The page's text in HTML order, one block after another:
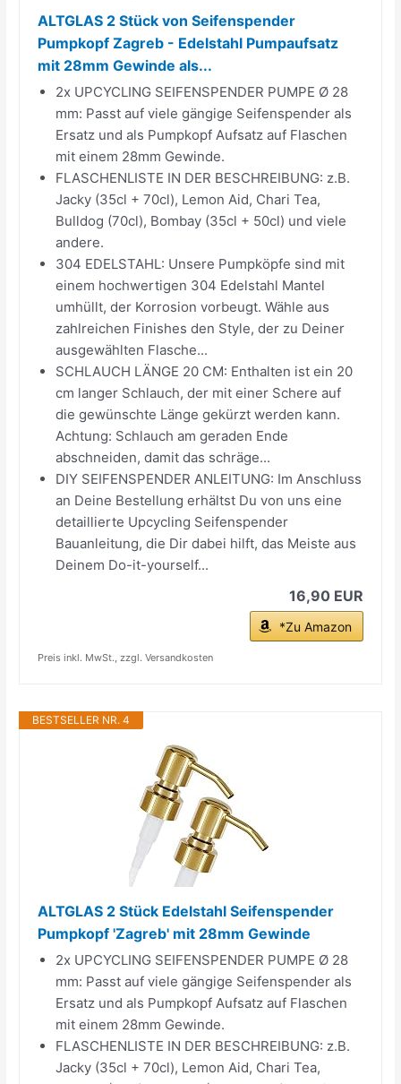
ALTGLAS 2 Stück von Seifenspender
Pumpkopf Zagreb - Edelstahl Pumpaufsatz
mit 28mm Gewinde als...
2x UPCYCLING SEIFENSPENDER PUMPE Ø 28
mm: Passt auf viele gängige Seifenspender als
Ersatz und als Pumpkopf Aufsatz auf Flaschen
mit einem 28mm Gewinde.
FLASCHENLISTE IN DER BESCHREIBUNG: z.B.
Jacky (35cl + 70cl), Lemon Aid, Chari Tea,
Bulldog (70cl), Bombay (35cl + 50cl) und viele
andere.
304 EDELSTAHL: Unsere Pumpköpfe sind mit
einem hochwertigen 304 Edelstahl Mantel
umhüllt, der Korrosion vorbeugt. Wähle aus
zahlreichen Finishes den Style, der zu Deiner
ausgewählten Flasche...
SCHLAUCH LÄNGE 20 CM: Enthalten ist ein 20
cm langer Schlauch, der mit einer Schere auf
die gewünschte Länge gekürzt werden kann.
Achtung: Schlauch am geraden Ende
abschneiden, damit das schräge...
DIY SEIFENSPENDER ANLEITUNG: Im Anschluss
an Deine Bestellung erhältst Du von uns eine
detaillierte Upcycling Seifenspender
Bauanleitung, die Dir dabei hilft, das Meiste aus
Deinem Do-it-yourself...
16,90 EUR
*Zu Amazon
Preis inkl. MwSt., zzgl. Versandkosten
BESTSELLER NR. 4
ALTGLAS 2 Stück Edelstahl Seifenspender
Pumpkopf 'Zagreb' mit 28mm Gewinde
2x UPCYCLING SEIFENSPENDER PUMPE Ø 28
mm: Passt auf viele gängige Seifenspender als
Ersatz und als Pumpkopf Aufsatz auf Flaschen
mit einem 28mm Gewinde.
FLASCHENLISTE IN DER BESCHREIBUNG: z.B.
Jacky (35cl + 70cl), Lemon Aid, Chari Tea,